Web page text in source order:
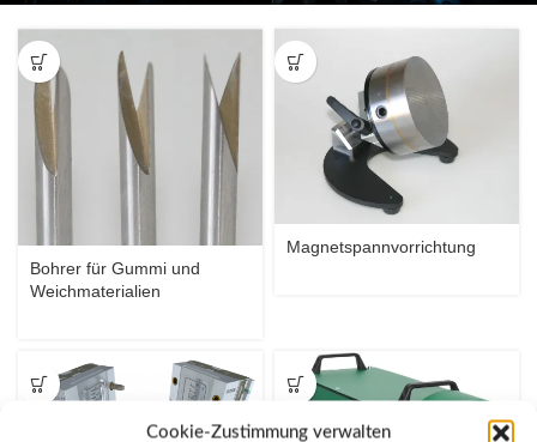
Cookie-Zustimmung verwalten
Bohrer für Gummi und
Weichmaterialien
Magnetspannvorrichtung